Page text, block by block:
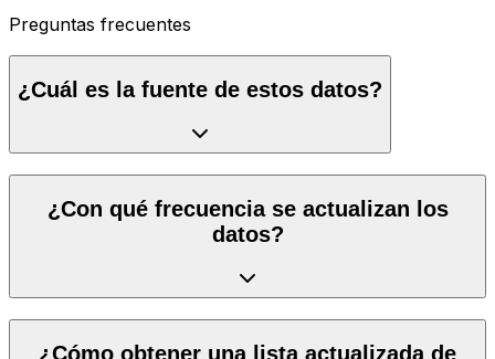
Preguntas frecuentes
¿Cuál es la fuente de estos datos?
¿Con qué frecuencia se actualizan los
datos?
¿Cómo obtener una lista actualizada de